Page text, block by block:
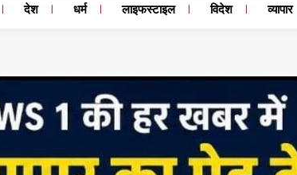
देश धर्म लाइफस्टाइल विदेश व्यापार